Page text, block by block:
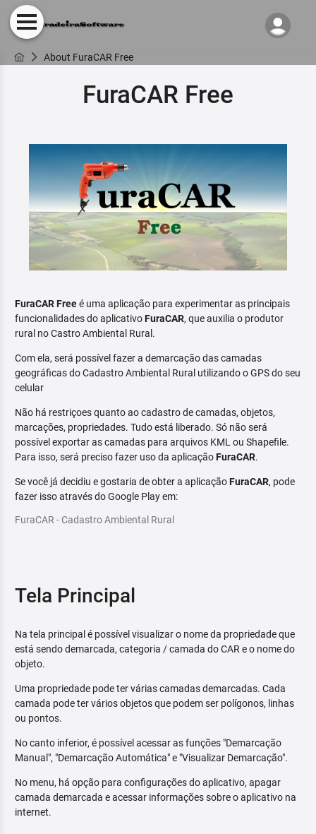
About FuraCAR Free
FuraCAR Free
FuraCAR Freeé uma aplicação para experimentar as principais
funcionalidades do aplicativoFuraCAR, que auxilia o produtor
rural no Castro Ambiental Rural.
Com ela, será possível fazer a demarcação das camadas
geográficas do Cadastro Ambiental Rural utilizando o GPS do seu
celular
Não há restriçoes quanto ao cadastro de camadas, objetos,
marcações, propriedades. Tudo está liberado. Só não será
possível exportar as camadas para arquivos KML ou Shapefile.
Para isso, será preciso fazer uso da aplicaçãoFuraCAR.
Se você já decidiu e gostaria de obter a aplicaçãoFuraCAR, pode
fazer isso através do Google Play em:
FuraCAR - Cadastro Ambiental Rural
Tela Principal
Na tela principal é possível visualizar o nome da propriedade que
está sendo demarcada, categoria / camada do CAR e o nome do
objeto.
Uma propriedade pode ter várias camadas demarcadas. Cada
camada pode ter vários objetos que podem ser polígonos, linhas
ou pontos.
No canto inferior, é possível acessar as funções "Demarcação
Manual", "Demarcação Automática" e "Visualizar Demarcação".
No menu, há opção para configurações do aplicativo, apagar
camada demarcada e acessar informações sobre o aplicativo na
internet.